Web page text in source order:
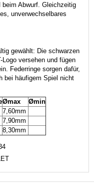
Abwurf. Gleichzeitig
unverwechselbares
gewählt: Die schwarzen
versehen und fügen
Federringe sorgen dafür,
bei häufigem Spiel nicht
Ømax
Ømin
7,60mm
7,90mm
8,30mm